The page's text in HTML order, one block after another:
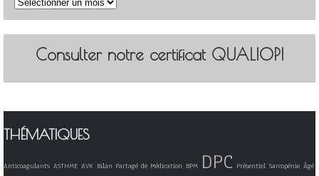
Consulter notre certificat QUALIOPI
THÉMATIQUES
Anticoagulants ASTHME AVK Bilan Partagé de Médication BPM DPC Présentiel Sarcopénie Âgé